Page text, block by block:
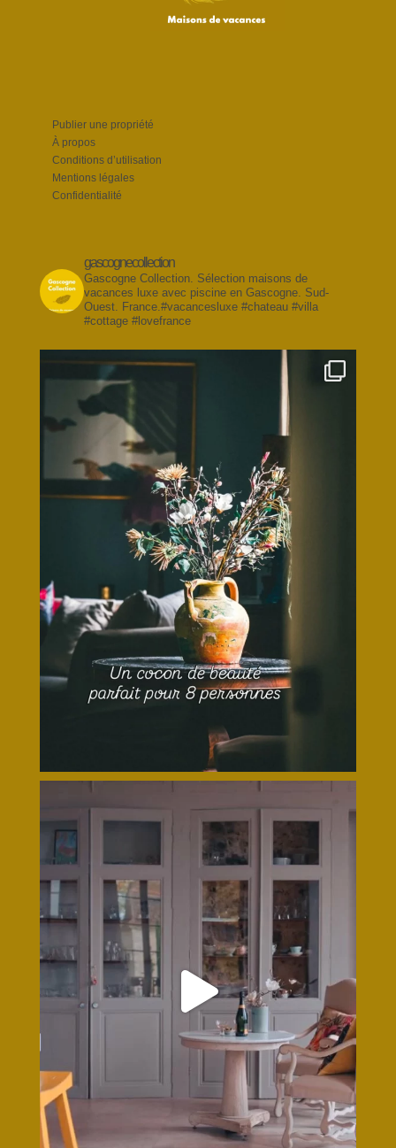
Publier une propriété
À propos
Conditions d’utilisation
Mentions légales
Confidentialité
gascognecollection
Gascogne Collection. Sélection maisons de
vacances luxe avec piscine en Gascogne. Sud-
Ouest. France.#vacancesluxe #chateau #villa
#cottage #lovefrance